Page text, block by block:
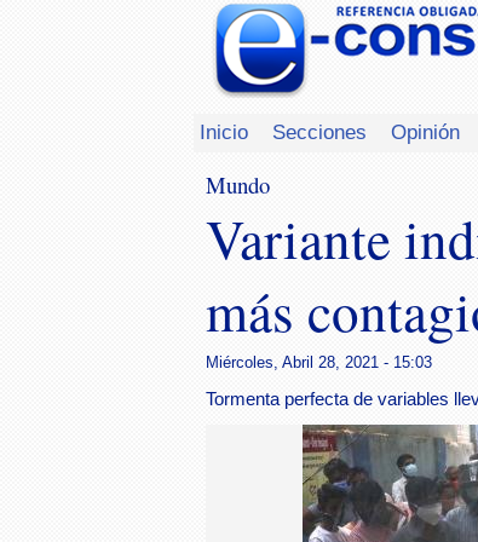
Inicio Secciones Opinión
Mundo
Variante
más
Miércoles, Abril 28, 2021 - 15:03
Tormenta perfecta de variables